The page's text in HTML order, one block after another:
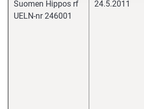
Suomen Hippos rf
UELN-nr 246001
24.5.2011